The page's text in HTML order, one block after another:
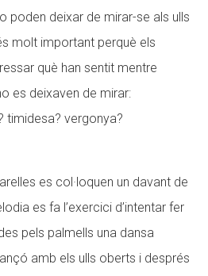
poden deixar de mirar-se als ulls
molt important perquè els
què han sentit mentre
es deixaven de mirar:
timidesa? vergonya?
es col·loquen un davant de
es fa l’exercici d’intentar fer
pels palmells una dansa
amb els ulls oberts i després